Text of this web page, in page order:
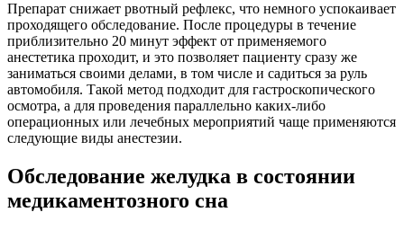
Препарат снижает рвотный рефлекс, что немного успокаивает
проходящего обследование. После процедуры в течение
приблизительно 20 минут эффект от применяемого
анестетика проходит, и это позволяет пациенту сразу же
заниматься своими делами, в том числе и садиться за руль
автомобиля. Такой метод подходит для гастроскопического
осмотра, а для проведения параллельно каких-либо
операционных или лечебных мероприятий чаще применяются
следующие виды анестезии.
Обследование желудка в состоянии
медикаментозного сна